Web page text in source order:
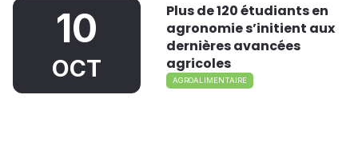
10
OCT
Plus de 120 étudiants en
agronomie s’initient aux
dernières avancées
agricoles
AGROALIMENTAIRE